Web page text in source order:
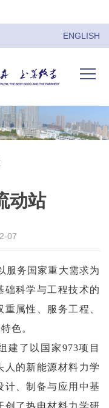
ENGLISH
动站
07
务国家重大需求为
础科学与工程技术的
属性、服务工程、
色。
了以国家973项目
人的新能源材料力学
计、制备与应用中基